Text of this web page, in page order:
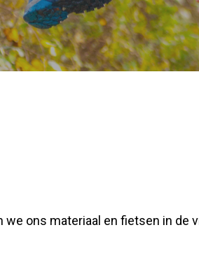
ons materiaal en fietsen in de